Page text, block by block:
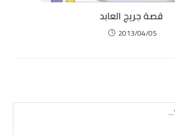
قصة جريج العابد
2013/04/05